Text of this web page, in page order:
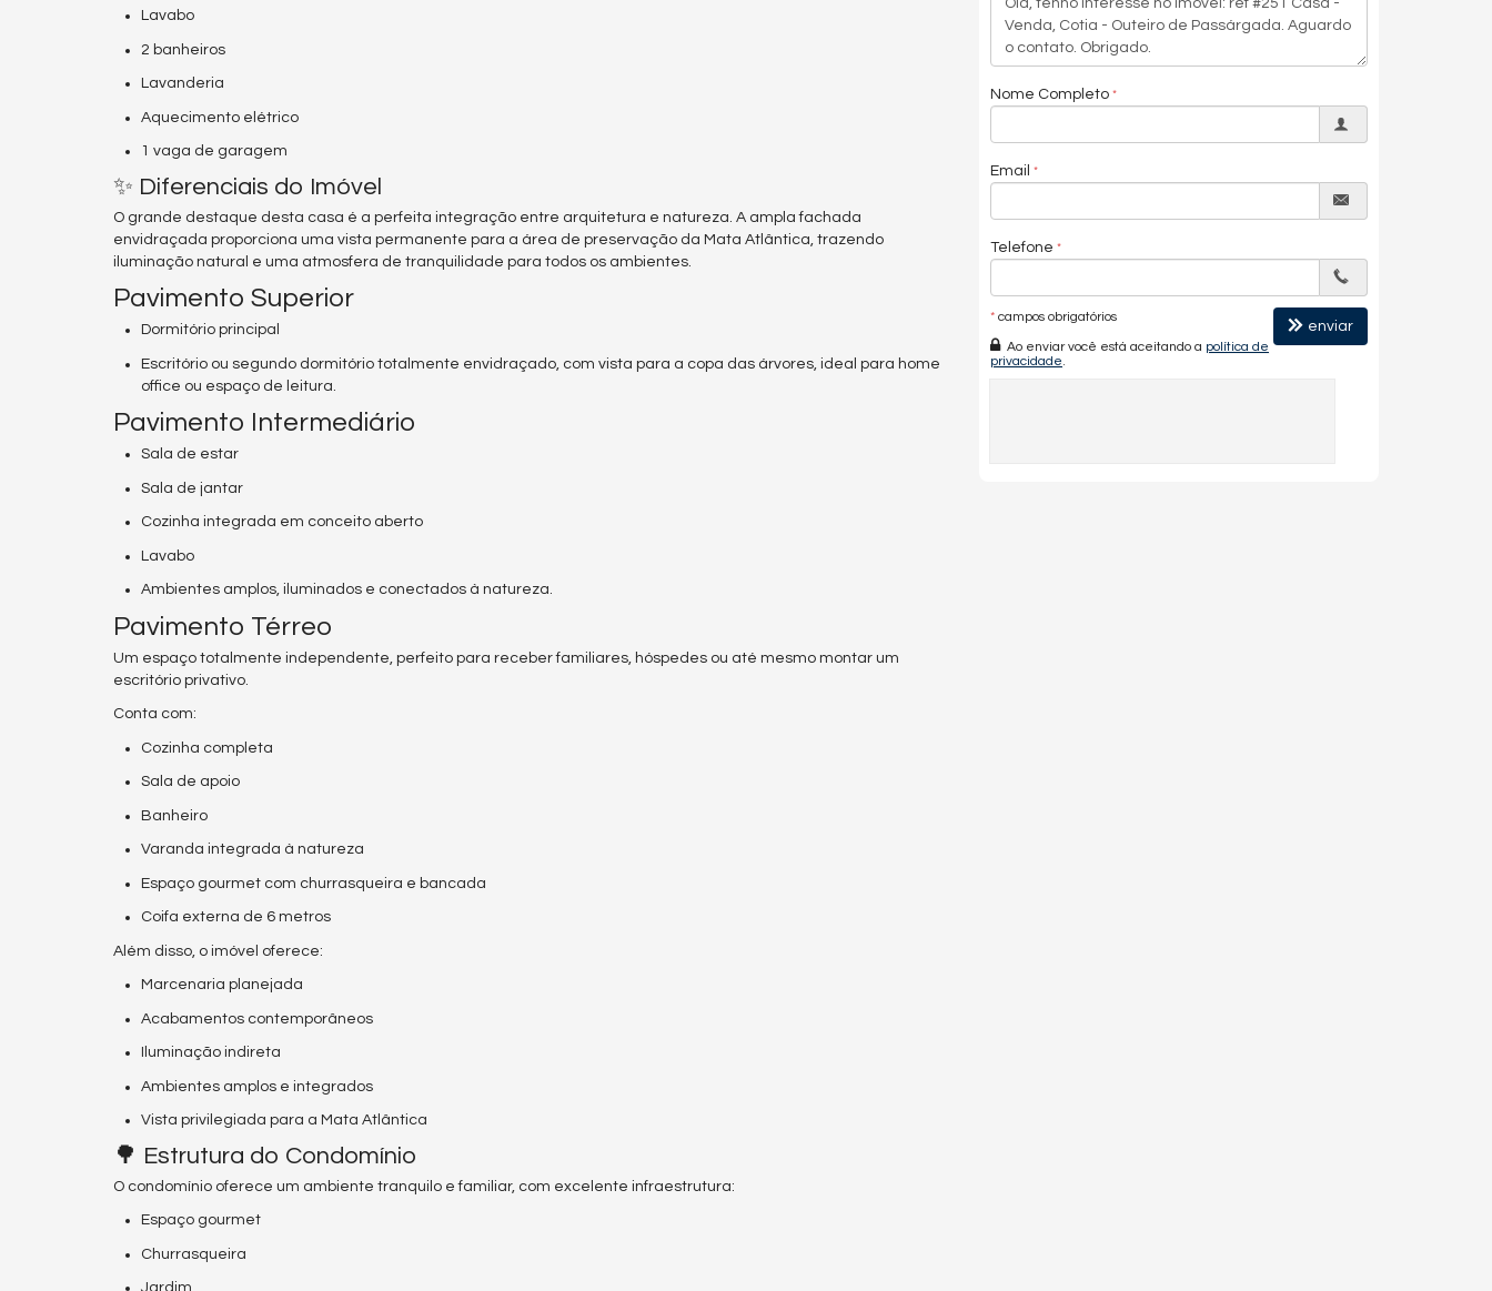
Lavabo
2 banheiros
Lavanderia
Aquecimento elétrico
1 vaga de garagem
✨ Diferenciais do Imóvel
O grande destaque desta casa é a perfeita integração entre arquitetura e natureza. A ampla fachada
envidraçada proporciona uma vista permanente para a área de preservação da Mata Atlântica, trazendo
iluminação natural e uma atmosfera de tranquilidade para todos os ambientes.
Pavimento Superior
Dormitório principal
Escritório ou segundo dormitório totalmente envidraçado, com vista para a copa das árvores, ideal para home
office ou espaço de leitura.
Pavimento Intermediário
Sala de estar
Sala de jantar
Cozinha integrada em conceito aberto
Lavabo
Ambientes amplos, iluminados e conectados à natureza.
Pavimento Térreo
Um espaço totalmente independente, perfeito para receber familiares, hóspedes ou até mesmo montar um
escritório privativo.
Conta com:
Cozinha completa
Sala de apoio
Banheiro
Varanda integrada à natureza
Espaço gourmet com churrasqueira e bancada
Coifa externa de 6 metros
Além disso, o imóvel oferece:
Marcenaria planejada
Acabamentos contemporâneos
Iluminação indireta
Ambientes amplos e integrados
Vista privilegiada para a Mata Atlântica
🌳 Estrutura do Condomínio
O condomínio oferece um ambiente tranquilo e familiar, com excelente infraestrutura:
Espaço gourmet
Churrasqueira
Jardim
Nome Completo
Email
Telefone
* campos obrigatórios
Ao enviar você está aceitando a política de
privacidade
enviar